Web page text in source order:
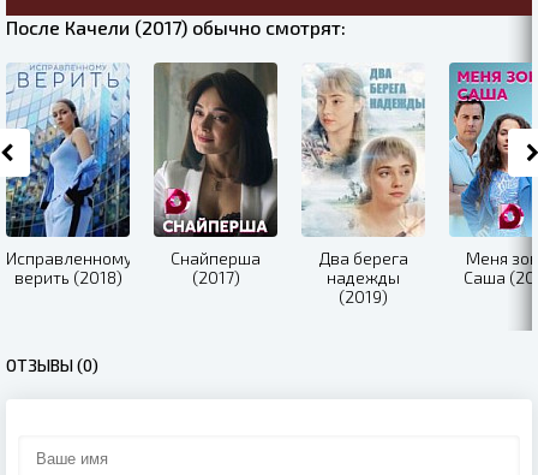
После Качели (2017) обычно смотрят:
Исправленному
верить (2018)
Снайперша
(2017)
Два берега
надежды
(2019)
Меня
Саша
ОТЗЫВЫ (0)